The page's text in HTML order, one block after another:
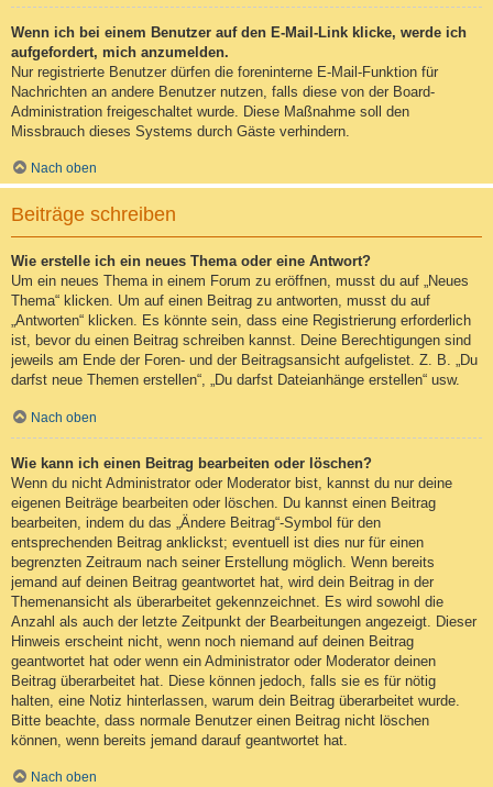
Wenn ich bei einem Benutzer auf den E-Mail-Link klicke, werde ich
aufgefordert, mich anzumelden.
Nur registrierte Benutzer dürfen die foreninterne E-Mail-Funktion für
Nachrichten an andere Benutzer nutzen, falls diese von der Board-
Administration freigeschaltet wurde. Diese Maßnahme soll den
Missbrauch dieses Systems durch Gäste verhindern.
Nach oben
Beiträge schreiben
Wie erstelle ich ein neues Thema oder eine Antwort?
Um ein neues Thema in einem Forum zu eröffnen, musst du auf „Neues
Thema“ klicken. Um auf einen Beitrag zu antworten, musst du auf
„Antworten“ klicken. Es könnte sein, dass eine Registrierung erforderlich
ist, bevor du einen Beitrag schreiben kannst. Deine Berechtigungen sind
jeweils am Ende der Foren- und der Beitragsansicht aufgelistet. Z. B. „Du
darfst neue Themen erstellen“, „Du darfst Dateianhänge erstellen“ usw.
Nach oben
Wie kann ich einen Beitrag bearbeiten oder löschen?
Wenn du nicht Administrator oder Moderator bist, kannst du nur deine
eigenen Beiträge bearbeiten oder löschen. Du kannst einen Beitrag
bearbeiten, indem du das „Ändere Beitrag“-Symbol für den
entsprechenden Beitrag anklickst; eventuell ist dies nur für einen
begrenzten Zeitraum nach seiner Erstellung möglich. Wenn bereits
jemand auf deinen Beitrag geantwortet hat, wird dein Beitrag in der
Themenansicht als überarbeitet gekennzeichnet. Es wird sowohl die
Anzahl als auch der letzte Zeitpunkt der Bearbeitungen angezeigt. Dieser
Hinweis erscheint nicht, wenn noch niemand auf deinen Beitrag
geantwortet hat oder wenn ein Administrator oder Moderator deinen
Beitrag überarbeitet hat. Diese können jedoch, falls sie es für nötig
halten, eine Notiz hinterlassen, warum dein Beitrag überarbeitet wurde.
Bitte beachte, dass normale Benutzer einen Beitrag nicht löschen
können, wenn bereits jemand darauf geantwortet hat.
Nach oben